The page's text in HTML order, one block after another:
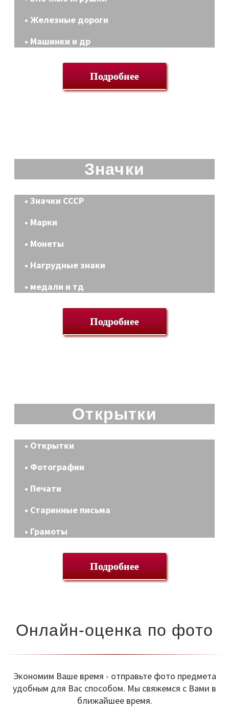
• Железные дороги
• Машинки и др
Подробнее
Значки
• Значки СССР
• Марки
• Монеты
• Нагрудные знаки
• медали и тд
Подробнее
Открытки
• Открытки
• Фотографии
• Печати
• Старинные письма
• Грамоты
Подробнее
Онлайн-оценка по фото
Экономим Ваше время - отправьте фото предмета
удобным для Вас способом. Мы свяжемся с Вами в
ближайшее время.